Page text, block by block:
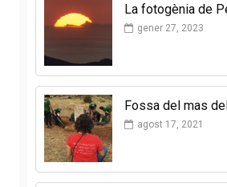
La fotogènia de
gener 27, 2023
Fossa del mas
agost 17, 2021